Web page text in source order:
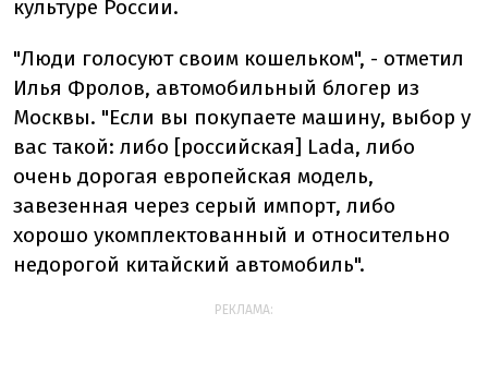
культуре России.
"Люди голосуют своим кошельком", - отметил
Илья Фролов, автомобильный блогер из
Москвы. "Если вы покупаете машину, выбор у
вас такой: либо [российская] Lada, либо
очень дорогая европейская модель,
завезенная через серый импорт, либо
хорошо укомплектованный и относительно
недорогой китайский автомобиль".
РЕКЛАМА: